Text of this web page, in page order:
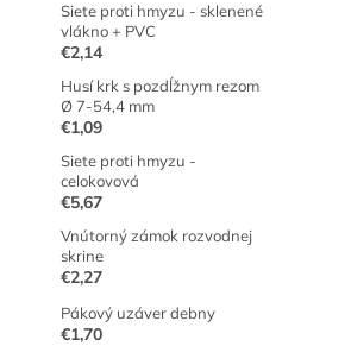
Siete proti hmyzu - sklenené
vlákno + PVC
€2,14
Husí krk s pozdĺžnym rezom
Ø 7-54,4 mm
€1,09
Siete proti hmyzu -
celokovová
€5,67
Vnútorný zámok rozvodnej
skrine
€2,27
Pákový uzáver debny
€1,70